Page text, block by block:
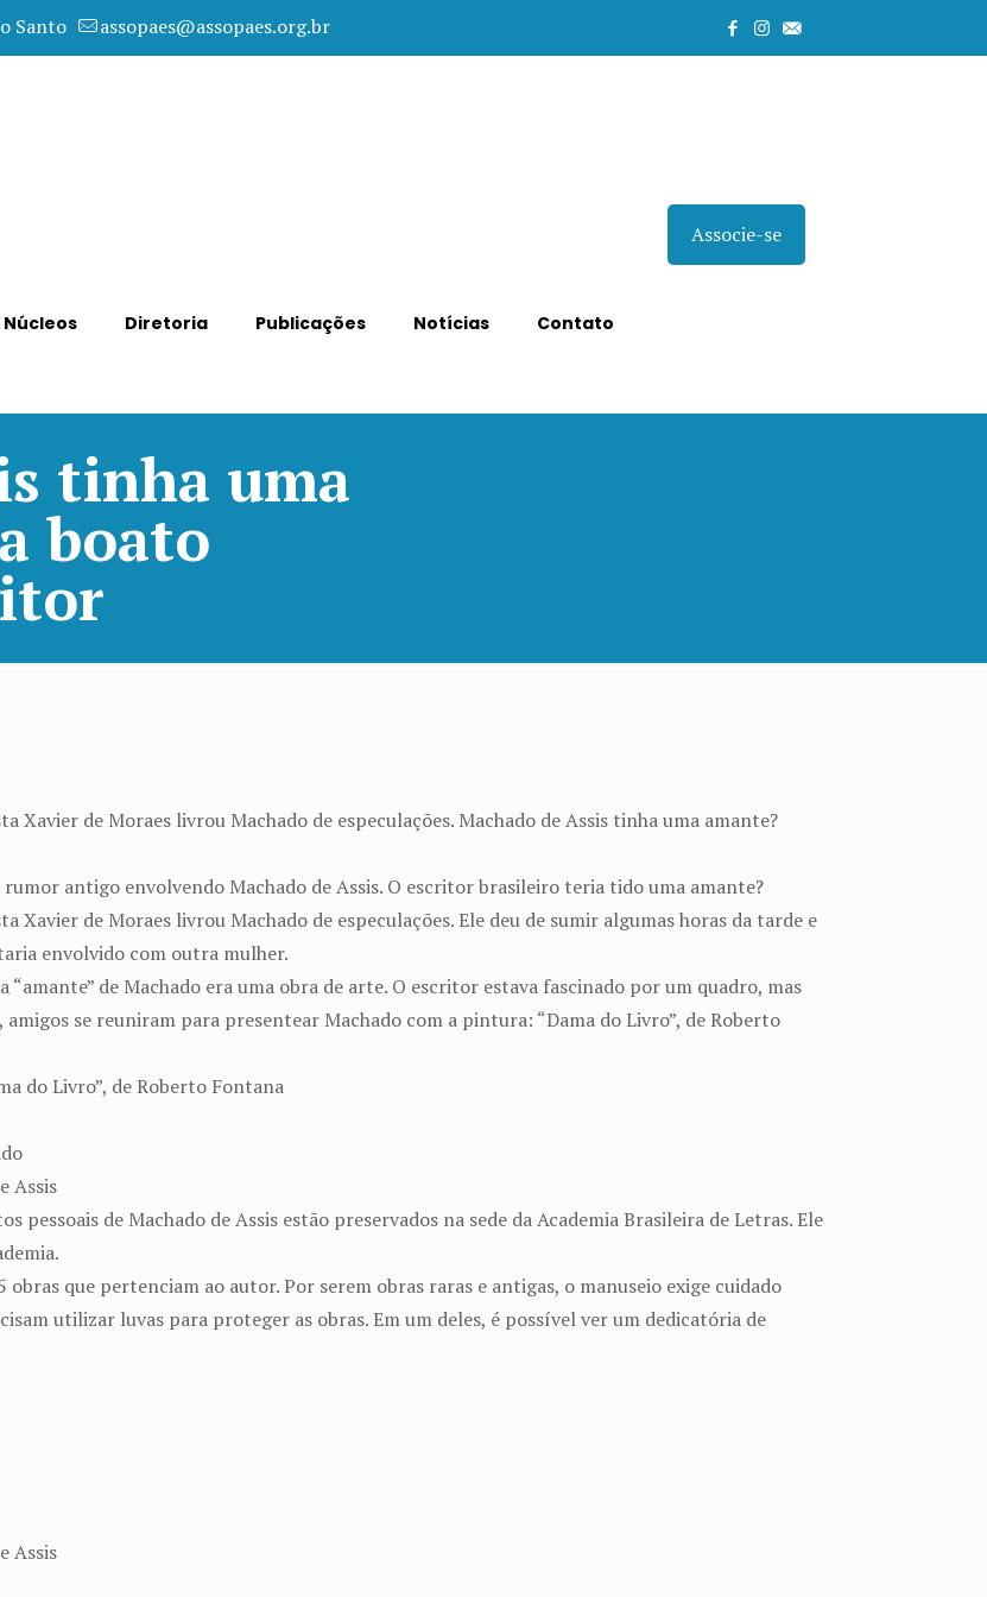
Santo assopaes@assopaes.org.br
Núcleos Diretoria Publicações Notícias Contato
Associe-se
tinha uma
boato
Xavier de Moraes livrou Machado de especulações. Machado de Assis tinha uma amante?
antigo envolvendo Machado de Assis. O escritor brasileiro teria tido uma amante?
Xavier de Moraes livrou Machado de especulações. Ele deu de sumir algumas horas da tarde e
envolvido com outra mulher.
“amante” de Machado era uma obra de arte. O escritor estava fascinado por um quadro, mas
se reuniram para presentear Machado com a pintura: “Dama do Livro”, de Roberto
do Livro”, de Roberto Fontana
Assis
pessoais de Machado de Assis estão preservados na sede da Academia Brasileira de Letras. Ele
que pertenciam ao autor. Por serem obras raras e antigas, o manuseio exige cuidado
utilizar luvas para proteger as obras. Em um deles, é possível ver um dedicatória de
Assis